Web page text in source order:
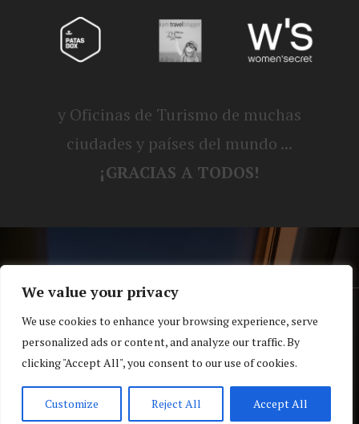
We value your privacy
We use cookies to enhance your browsing experience, serve
personalized ads or content, and analyze our traffic. By
clicking "Accept All", you consent to our use of cookies.
Customize Reject All Accept All
y Oficinas de Turismo de muchas
ciudades y países del mundo ...
¡GRACIAS A TODOS!
® Blog personal de Alex, Nerea, Turbo y
Koko |Política de privacidad y cookies
Top